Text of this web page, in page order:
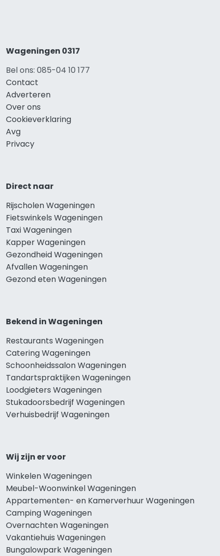
Wageningen 0317
Bel ons: 085-04 10 177
Contact
Adverteren
Over ons
Cookieverklaring
Avg
Privacy
Direct naar
Rijscholen Wageningen
Fietswinkels Wageningen
Taxi Wageningen
Kapper Wageningen
Gezondheid Wageningen
Afvallen Wageningen
Gezond eten Wageningen
Bekend in Wageningen
Restaurants Wageningen
Catering Wageningen
Schoonheidssalon Wageningen
Tandartspraktijken Wageningen
Loodgieters Wageningen
Stukadoorsbedrijf Wageningen
Verhuisbedrijf Wageningen
Wij zijn er voor
Winkelen Wageningen
Meubel-Woonwinkel Wageningen
Appartementen- en Kamerverhuur Wageningen
Camping Wageningen
Overnachten Wageningen
Vakantiehuis Wageningen
Bungalowpark Wageningen